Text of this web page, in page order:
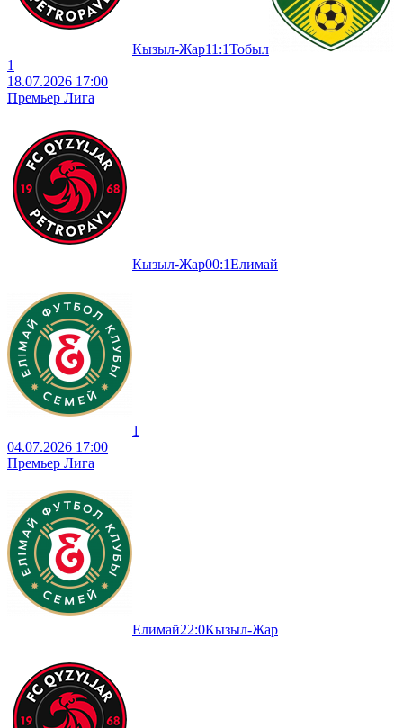
Кызыл-Жар11 :1Тобыл
1
18.07.2026 17:00
Премьер Лига
Кызыл-Жар00:1Елимай
1
04.07.2026 17:00
Премьер Лига
Елимай22:0Кызыл-Жар